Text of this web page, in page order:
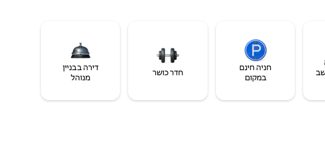
חניה חינם
במקום
חדר כושר
דירה בבניין
מנוהל